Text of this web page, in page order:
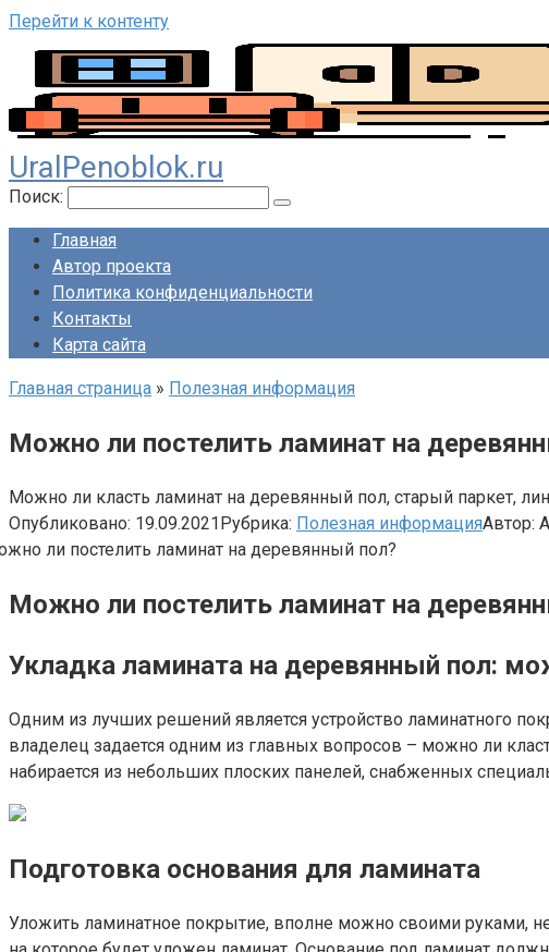
Перейти к контенту
UralPenoblok.ru
Поиск:
Главная
Автор проекта
Политика конфиденциальности
Контакты
Карта сайта
Главная страница » Полезная информация
Можно ли постелить ламинат на
Можно ли класть ламинат на деревянный пол, старый паркет,
Опубликовано: 19.09.2021Рубрика: Полезная информацияАвтор:
Можно ли постелить ламинат на
Укладка ламината на деревянный пол:
Одним из лучших решений является устройство ламинатного
владелец задается одним из главных вопросов – можно ли
набирается из небольших плоских панелей, снабженных
Подготовка основания для ламината
Уложить ламинатное покрытие, вполне можно своими руками,